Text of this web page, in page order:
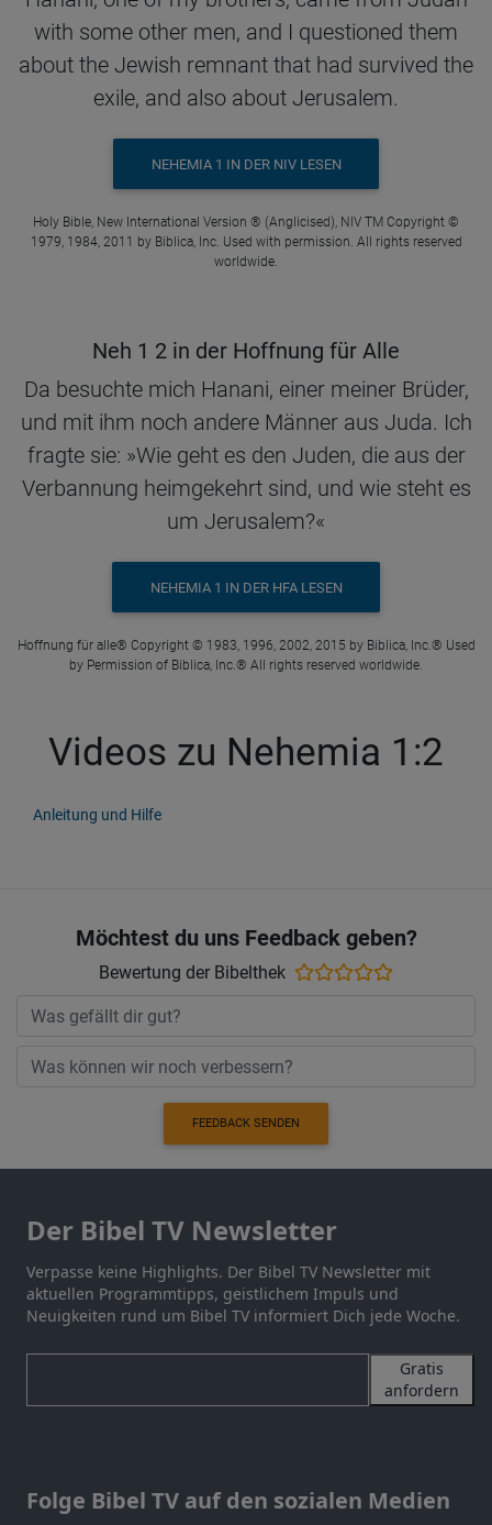
with some other men, and I questioned them
about the Jewish remnant that had survived the
exile, and also about Jerusalem.
NEHEMIA 1 IN DER NIV LESEN
Holy Bible, New International Version ® (Anglicised), NIV TM Copyright ©
1979, 1984, 2011 by Biblica, Inc. Used with permission. All rights reserved
worldwide.
Neh 1 2 in der Hoffnung für Alle
Da besuchte mich Hanani, einer meiner Brüder,
und mit ihm noch andere Männer aus Juda. Ich
fragte sie: »Wie geht es den Juden, die aus der
Verbannung heimgekehrt sind, und wie steht es
um Jerusalem?«
NEHEMIA 1 IN DER HFA LESEN
Hoffnung für alle® Copyright © 1983, 1996, 2002, 2015 by Biblica, Inc.® Used
by Permission of Biblica, Inc.® All rights reserved worldwide.
Videos zu Nehemia 1:2
Anleitung und Hilfe
Möchtest du uns Feedback geben?
Bewertung der Bibelthek
FEEDBACK SENDEN
Der Bibel TV Newsletter
Verpasse keine Highlights. Der Bibel TV Newsletter mit
aktuellen Programmtipps, geistlichem Impuls und
Neuigkeiten rund um Bibel TV informiert Dich jede Woche.
Gratis
anfordern
Folge Bibel TV auf den sozialen Medien